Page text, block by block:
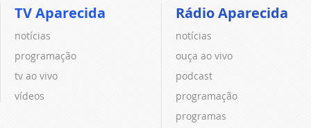
TV Aparecida
notícias
programação
tv ao vivo
vídeos
Rádio Aparecida
notícias
ouça ao vivo
podcast
programação
programas